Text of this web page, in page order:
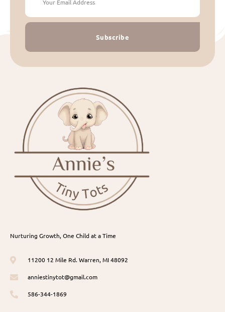
Subscribe
Nurturing Growth, One Child at a Time
11200 12 Mile Rd. Warren, MI 48092
anniestinytot@gmail.com
586-344-1869